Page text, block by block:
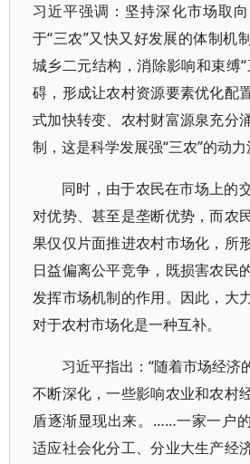
习近平强调：坚持深化市场取
于“三农”又快又好发展的体制机
城乡二元结构，消除影响和束缚
碍，形成让农村资源要素优化配
式加快转变、农村财富源泉充分
制，这是科学发展强“三农”的动
同时，由于农民在市场上的
对优势、甚至是垄断优势，而农
果仅仅片面推进农村市场化，所
日益偏离公平竞争，既损害农民
发挥市场机制的作用。因此，大
对于农村市场化是一种互补。
习近平指出：“随着市场经济
不断深化，一些影响农业和农村
盾逐渐显现出来。……一家一户
适应社会化分工、分业大生产经